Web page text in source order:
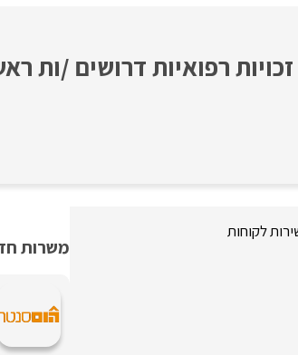
רפואיות דרושים /ות
לקוחות
משרות